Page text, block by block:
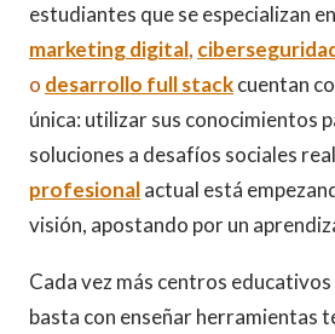
estudiantes que se especializan
marketing digital,
o desarrollo full stackcuentan
única: utilizar sus conocimientos
soluciones a desafíos sociales
profesionalactual está
visión, apostando por un
Cada vez más centros
basta con enseñar herramientas